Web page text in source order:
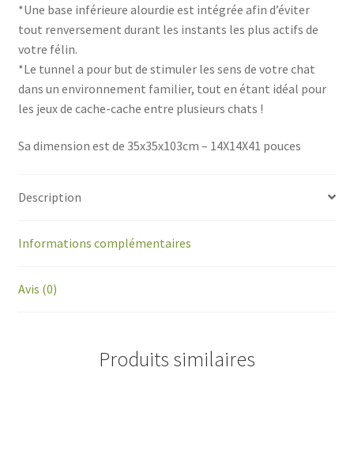
*Une base inférieure alourdie est intégrée afin d’éviter
tout renversement durant les instants les plus actifs de
votre félin.
*Le tunnel a pour but de stimuler les sens de votre chat
dans un environnement familier, tout en étant idéal pour
les jeux de cache-cache entre plusieurs chats !
Sa dimension est de 35x35x103cm – 14X14X41 pouces
Description
Informations complémentaires
Avis (0)
Produits similaires